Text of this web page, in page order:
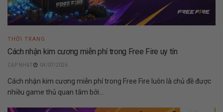
THỜI TRANG
Cách nhận kim cương miễn phí trong Free Fire uy tín
04/07/2026
Cách nhận kim cương miễn phí trong Free Fire luôn là chủ đề được
nhiều game thủ quan tâm bởi...